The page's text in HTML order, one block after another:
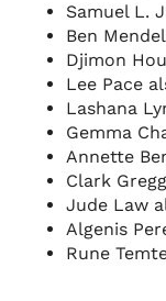
Samuel L.
Ben
Djimon
Lee Pace
Lashana
Gemma
Annette
Clark
Jude Law
Algenis
Rune